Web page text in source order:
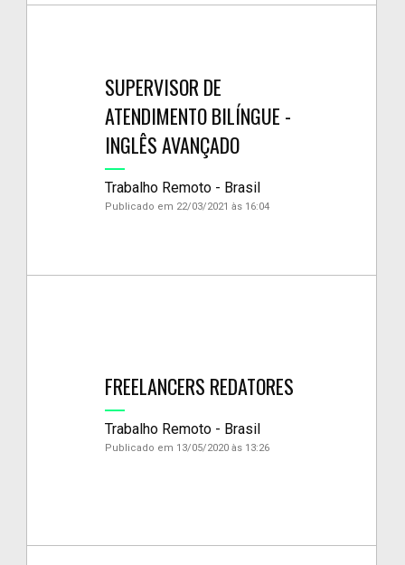
SUPERVISOR DE
ATENDIMENTO BILÍNGUE -
INGLÊS AVANÇADO
Trabalho Remoto - Brasil
Publicado em 22/03/2021 às 16:04
FREELANCERS REDATORES
Trabalho Remoto - Brasil
Publicado em 13/05/2020 às 13:26